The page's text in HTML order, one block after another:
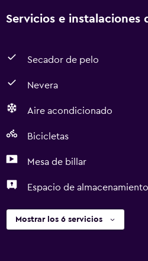
Servicios e instalaciones
Secador de pelo
Nevera
Aire acondicionado
Bicicletas
Mesa de billar
Espacio de almacenamiento
Mostrar los 6 servicios